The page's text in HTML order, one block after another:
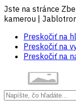
Jste na stránce
kamerou |
Preskočiť na
Preskočiť na
Preskočiť na